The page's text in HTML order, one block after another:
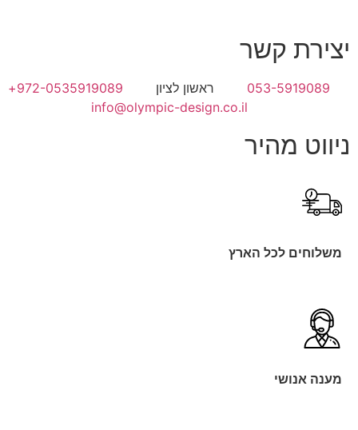
ניווט מהיר
משלוחים לכל הארץ
מענה אנושי
יצירת קשר
053-5919089 ראשון לציון
972-0535919089+
info@olympic-design.co.il